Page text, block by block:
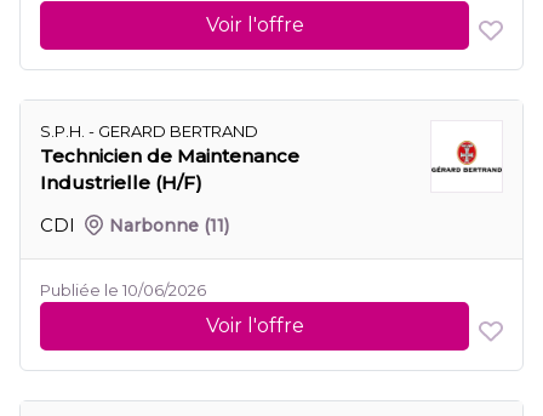
Voir l'offre
S.P.H. - GERARD BERTRAND
Technicien de Maintenance
Industrielle (H/F)
CDI
Narbonne (11)
Publiée le 10/06/2026
Voir l'offre